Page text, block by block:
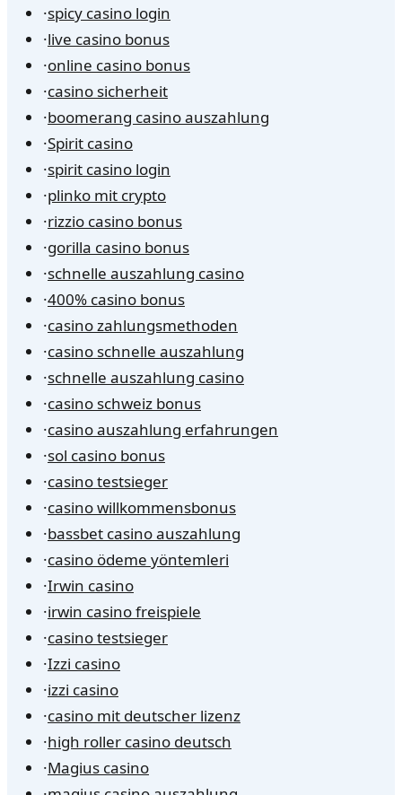
·spicy casino login
·live casino bonus
·online casino bonus
·casino sicherheit
·boomerang casino auszahlung
·Spirit casino
·spirit casino login
·plinko mit crypto
·rizzio casino bonus
·gorilla casino bonus
·schnelle auszahlung casino
·400% casino bonus
·casino zahlungsmethoden
·casino schnelle auszahlung
·schnelle auszahlung casino
·casino schweiz bonus
·casino auszahlung erfahrungen
·sol casino bonus
·casino testsieger
·casino willkommensbonus
·bassbet casino auszahlung
·casino ödeme yöntemleri
·Irwin casino
·irwin casino freispiele
·casino testsieger
·Izzi casino
·izzi casino
·casino mit deutscher lizenz
·high roller casino deutsch
·Magius casino